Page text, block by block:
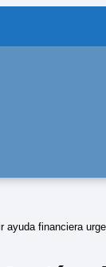
ayuda financiera